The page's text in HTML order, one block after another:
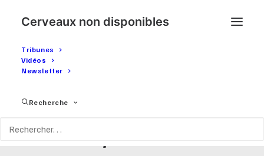
Cerveaux non disponibles
Tribunes
Vidéos
Newsletter
Recherche
Instagram, mais jusqu'à